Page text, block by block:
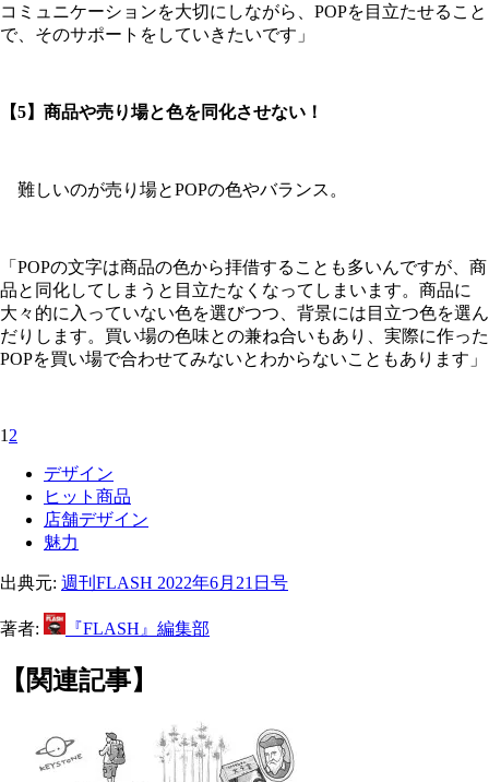
コミュニケーションを大切にしながら、POPを目立たせること
で、そのサポートをしていきたいです」
【5】商品や売り場と色を同化させない！
難しいのが売り場とPOPの色やバランス。
「POPの文字は商品の色から拝借することも多いんですが、商
品と同化してしまうと目立たなくなってしまいます。商品に
大々的に入っていない色を選びつつ、背景には目立つ色を選ん
だりします。買い場の色味との兼ね合いもあり、実際に作った
POPを買い場で合わせてみないとわからないこともあります」
1 2
デザイン
ヒット商品
店舗デザイン
魅力
出典元: 週刊FLASH 2022年6月21日号
著者: 『FLASH』編集部
【関連記事】